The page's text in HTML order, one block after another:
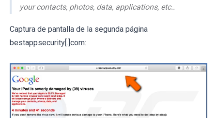
your contacts, photos, data, applications, etc..
Captura de pantalla de la segunda página
bestappsecurity[.]com: